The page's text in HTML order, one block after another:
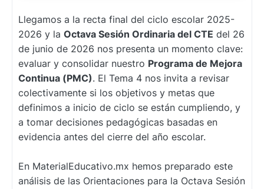
Llegamos a la recta final del ciclo escolar 2025-
2026 y la Octava Sesión Ordinaria del CTE del 26
de junio de 2026 nos presenta un momento clave:
evaluar y consolidar nuestro Programa de Mejora
Continua (PMC). El Tema 4 nos invita a revisar
colectivamente si los objetivos y metas que
definimos a inicio de ciclo se están cumpliendo, y
a tomar decisiones pedagógicas basadas en
evidencia antes del cierre del año escolar.
En MaterialEducativo.mx hemos preparado este
análisis de las Orientaciones para la Octava Sesión